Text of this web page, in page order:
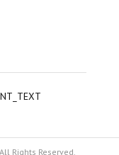
Rights Reserved.